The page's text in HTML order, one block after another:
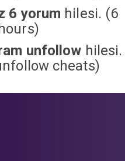
6 yorum hilesi. (6
unfollow hilesi.
cheats)